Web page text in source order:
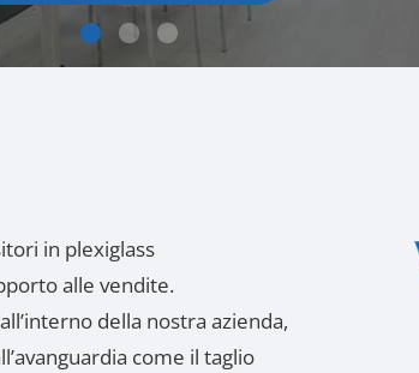
in plexiglass
alle vendite.
della nostra azienda,
come il taglio